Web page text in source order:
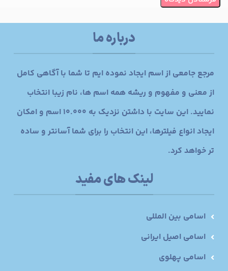
درباره ما
مرجع جامعی از اسم ایجاد نموده ایم تا شما با آگاهی کامل
از معنی و مفهوم و ریشه همه اسم ها، نام زیبا انتخاب
نمایید. این سایت با داشتن نزدیک به 10.000 اسم و امکان
ایجاد انواع فیلترها، این انتخاب را برای شما آسانتر و ساده
تر خواهد کرد.
لینک های مفید
اسامی بین المللی
اسامی اصیل ایرانی
اسامی پهلوی